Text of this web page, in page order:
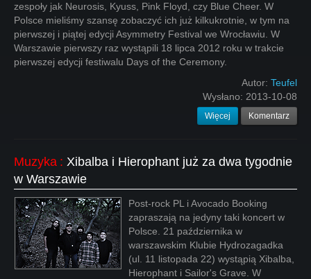
zespoły jak Neurosis, Kyuss, Pink Floyd, czy Blue Cheer. W
Polsce mieliśmy szansę zobaczyć ich już kilkukrotnie, w tym na
pierwszej i piątej edycji Asymmetry Festival we Wrocławiu. W
Warszawie pierwszy raz wystąpili 18 lipca 2012 roku w trakcie
pierwszej edycji festiwalu Days of the Ceremony.
Autor: Teufel
Wysłano: 2013-10-08
Więcej Komentarz
Muzyka : Xibalba i Hierophant już za dwa tygodnie
w Warszawie
Post-rock PL i Avocado Booking
zapraszają na jedyny taki koncert w
Polsce. 21 października w
warszawskim Klubie Hydrozagadka
(ul. 11 listopada 22) wystąpią Xibalba,
Hierophant i Sailor's Grave. W